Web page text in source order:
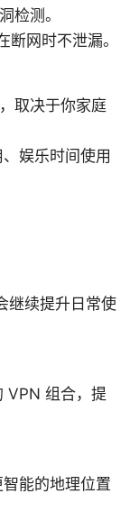
检测。
网时不泄漏。
取决于你家庭
娱乐时间使用
继续提升日常使
VPN 组合，提
能的地理位置